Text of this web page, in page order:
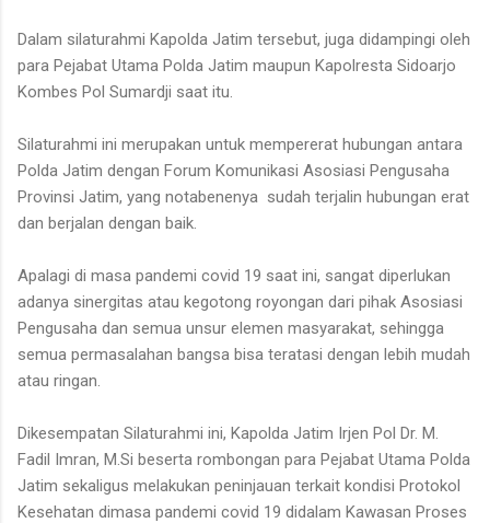
Dalam silaturahmi Kapolda Jatim tersebut, juga didampingi oleh
para Pejabat Utama Polda Jatim maupun Kapolresta Sidoarjo
Kombes Pol Sumardji saat itu.
Silaturahmi ini merupakan untuk mempererat hubungan antara
Polda Jatim dengan Forum Komunikasi Asosiasi Pengusaha
Provinsi Jatim, yang notabenenya sudah terjalin hubungan erat
dan berjalan dengan baik.
Apalagi di masa pandemi covid 19 saat ini, sangat diperlukan
adanya sinergitas atau kegotong royongan dari pihak Asosiasi
Pengusaha dan semua unsur elemen masyarakat, sehingga
semua permasalahan bangsa bisa teratasi dengan lebih mudah
atau ringan.
Dikesempatan Silaturahmi ini, Kapolda Jatim Irjen Pol Dr. M.
Fadil Imran, M.Si beserta rombongan para Pejabat Utama Polda
Jatim sekaligus melakukan peninjauan terkait kondisi Protokol
Kesehatan dimasa pandemi covid 19 didalam Kawasan Proses